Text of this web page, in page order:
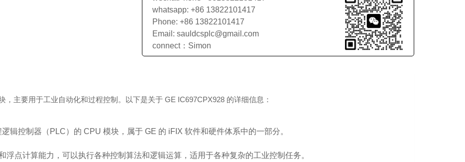
whatsapp: +86 13822101417
Phone: +86 13822101417
Email: sauldcsplc@gmail.com
connect：Simon
主要用于工业自动化和过程控制。以下是关于 GE IC697CPX928 的详细信息：
辑控制器（PLC）的 CPU 模块，属于 GE 的 iFIX 软件和硬件体系中的一部分。
点计算能力，可以执行各种控制算法和逻辑运算，适用于各种复杂的工业控制任务。